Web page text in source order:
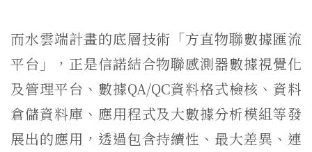
而水雲端計畫的底層技術「方直物聯數據匯流
平台」，正是信諾結合物聯感測器數據視覺化
及管理平台、數據QA/QC資料格式檢核、資料
倉儲資料庫、應用程式及大數據分析模組等發
展出的應用，透過包含持續性、最大差異、連